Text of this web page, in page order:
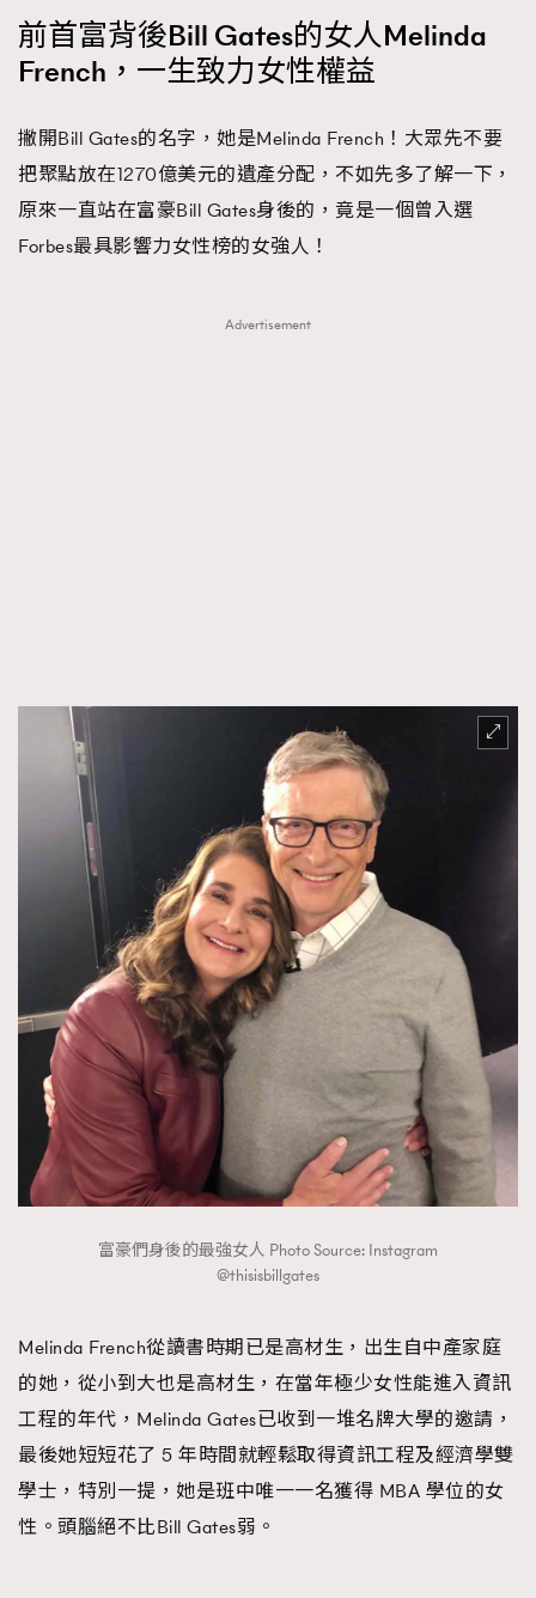
前首富背後Bill Gates的女人Melinda
French，一生致力女性權益
撇開Bill Gates的名字，她是Melinda French！大眾先不要
把聚點放在1270億美元的遺產分配，不如先多了解一下，
原來一直站在富豪Bill Gates身後的，竟是一個曾入選
Forbes最具影響力女性榜的女強人！
Advertisement
富豪們身後的最強女人 Photo Source: Instagram
@thisisbillgates
Melinda French從讀書時期已是高材生，出生自中產家庭
的她，從小到大也是高材生，在當年極少女性能進入資訊
工程的年代，Melinda Gates已收到一堆名牌大學的邀請，
最後她短短花了 5 年時間就輕鬆取得資訊工程及經濟學雙
學士，特別一提，她是班中唯一一名獲得 MBA 學位的女
性。頭腦絕不比Bill Gates弱。